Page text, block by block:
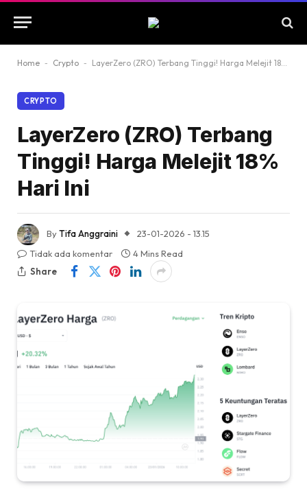
Home - Crypto - LayerZero (ZRO) Terbang Tinggi! Harga Melejit 18% Hari Ini
CRYPTO
LayerZero (ZRO) Terbang
Tinggi! Harga Melejit 18%
Hari Ini
ByTifa Anggraini
23-01-2026 - 13.15
Tidak ada komentar
4 Mins Read
Share